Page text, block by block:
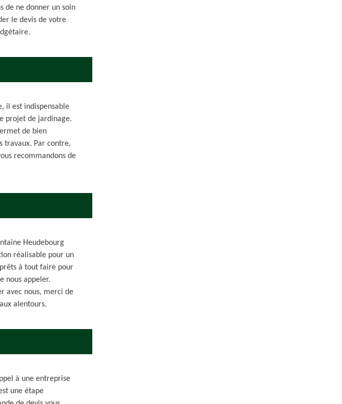
de ne donner un soin
le devis de votre
il est indispensable
projet de jardinage.
de bien
travaux. Par contre,
recommandons de
Heudebourg
réalisable pour un
à tout faire pour
nous appeler.
avec nous, merci de
alentours.
à une entreprise
une étape